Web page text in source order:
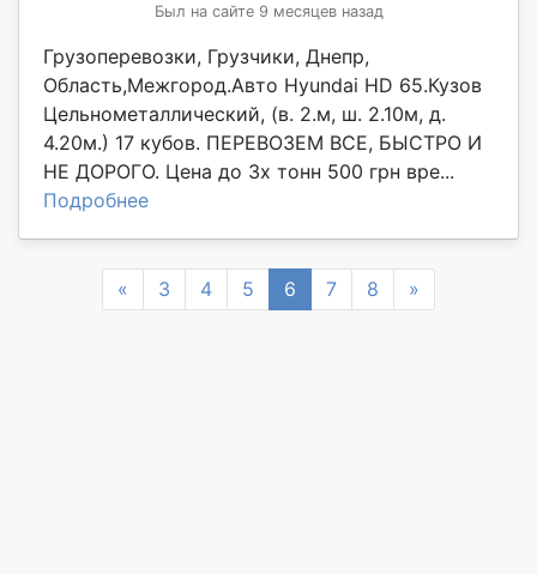
Был на сайте 9 месяцев назад
Грузоперевозки, Грузчики, Днепр,
Область,Межгород.Авто Hyundai HD 65.Кузов
Цельнометаллический, (в. 2.м, ш. 2.10м, д.
4.20м.) 17 кубов. ПЕРЕВОЗЕМ ВСЕ, БЫСТРО И
НЕ ДОРОГО. Цена до 3х тонн 500 грн вре...
Подробнее
« Previous
3 4 5 6 7 8 »